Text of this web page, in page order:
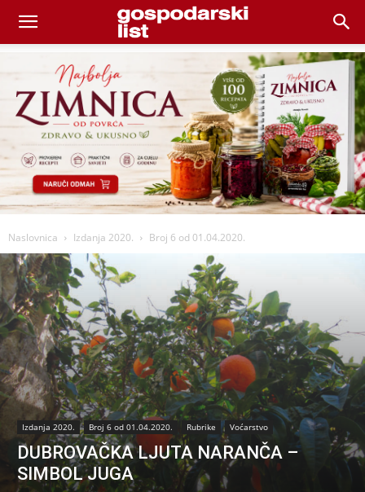
Naslovnica Izdanja 2020. Broj 6 od 01.04.2020.
Izdanja 2020. Broj 6 od 01.04.2020. Rubrike Voćarstvo
DUBROVAČKA LJUTA NARANČA –
SIMBOL JUGA